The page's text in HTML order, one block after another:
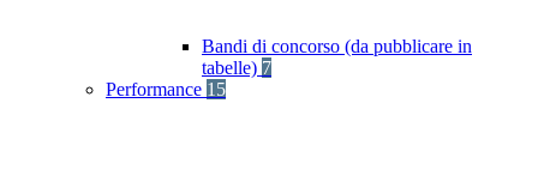
Bandi di concorso (da pubblicare in
tabelle) 7
Performance 15